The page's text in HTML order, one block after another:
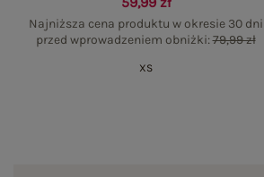
Najniższa cena produktu w okresie 30 dni
przed wprowadzeniem obniżki:79,99 zł
XS